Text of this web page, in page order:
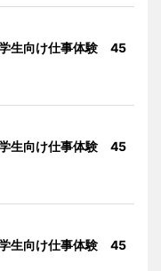
生向け仕事体験 45
生向け仕事体験 45
生向け仕事体験 45